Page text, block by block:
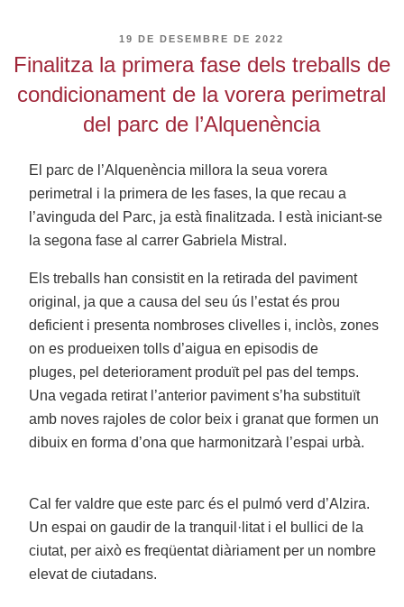
PUBLICAT
19 DE DESEMBRE DE 2022
Finalitza la primera fase dels treballs de
condicionament de la vorera perimetral
del parc de l’Alquenència
El parc de l’Alquenència millora la seua vorera
perimetral i la primera de les fases, la que recau a
l’avinguda del Parc, ja està finalitzada. I està iniciant-se
la segona fase al carrer Gabriela Mistral.
Els treballs han consistit en la retirada del paviment
original, ja que a causa del seu ús l’estat és prou
deficient i presenta nombroses clivelles i, inclòs, zones
on es produeixen tolls d’aigua en episodis de
pluges, pel deteriorament produït pel pas del temps.
Una vegada retirat l’anterior paviment s’ha substituït
amb noves rajoles de color beix i granat que formen un
dibuix en forma d’ona que harmonitzarà l’espai urbà.
Cal fer valdre que este parc és el pulmó verd d’Alzira.
Un espai on gaudir de la tranquil·litat i el bullici de la
ciutat, per això es freqüentat diàriament per un nombre
elevat de ciutadans.